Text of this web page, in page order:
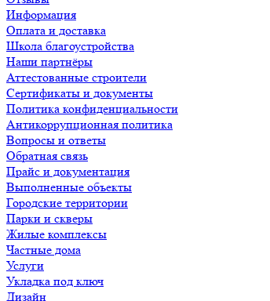
Информация
Оплата и доставка
Школа благоустройства
Наши партнёры
Аттестованные строители
Сертификаты и документы
Политика конфиденциальности
Антикоррупционная политика
Вопросы и ответы
Обратная связь
Прайс и документация
Выполненные объекты
Городские территории
Парки и скверы
Жилые комплексы
Частные дома
Услуги
Укладка под ключ
Дизайн